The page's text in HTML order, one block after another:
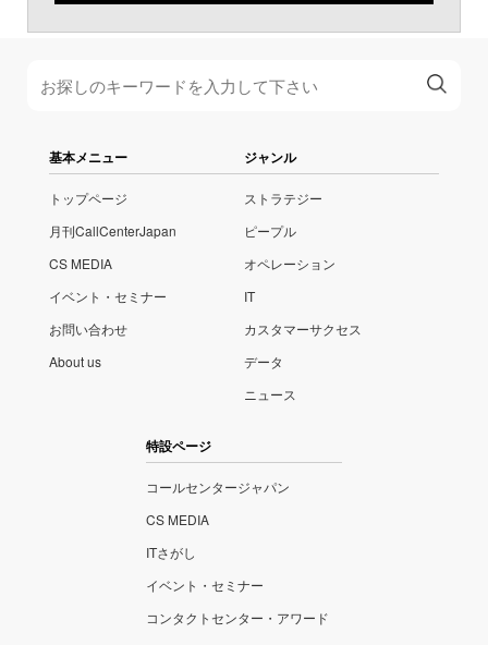
基本メニュー
トップページ
月刊CallCenterJapan
CS MEDIA
イベント・セミナー
お問い合わせ
About us
ジャンル
ストラテジー
ピープル
オペレーション
IT
カスタマーサクセス
データ
ニュース
特設ページ
コールセンタージャパン
CS MEDIA
ITさがし
イベント・セミナー
コンタクトセンター・アワード